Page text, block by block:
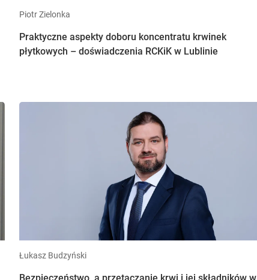
Piotr Zielonka
Praktyczne aspekty doboru koncentratu krwinek
płytkowych – doświadczenia RCKiK w Lublinie
Łukasz Budzyński